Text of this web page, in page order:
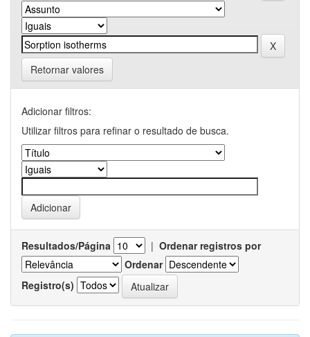
Retornar valores
Adicionar filtros:
Utilizar filtros para refinar o resultado de busca.
Resultados/Página | Ordenar registros por
Ordenar
Registro(s)